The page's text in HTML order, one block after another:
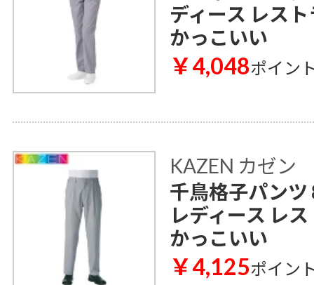
ディース レス
かっこいい
￥4,048ポイン
KAZEN カゼン
千鳥格子パンツ
レディース レ
かっこいい
￥4,125ポイン